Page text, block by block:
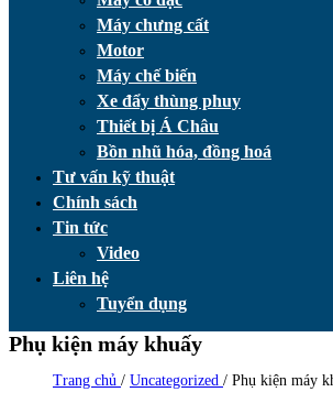
Máy chưng cất
Motor
Máy chế biến
Xe đẩy thùng phuy
Thiết bị Á Châu
Bồn nhũ hóa, đồng hoá
Tư vấn kỹ thuật
Chính sách
Tin tức
Video
Liên hệ
Tuyển dụng
Phụ kiện máy khuấy
Trang chủ / Uncategorized / Phụ kiện máy